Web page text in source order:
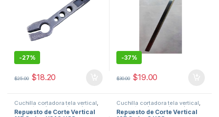
-27%
$25.00 $18.20
-37%
$30.00 $19.00
Cuchilla cortadora tela vertical,
repuestos de maquinas de
coser
Repuesto de Corte Vertical
Cuchilla cortadora tela vertical,
repuestos de maquinas de
coser
Repuesto de Corte Vertical